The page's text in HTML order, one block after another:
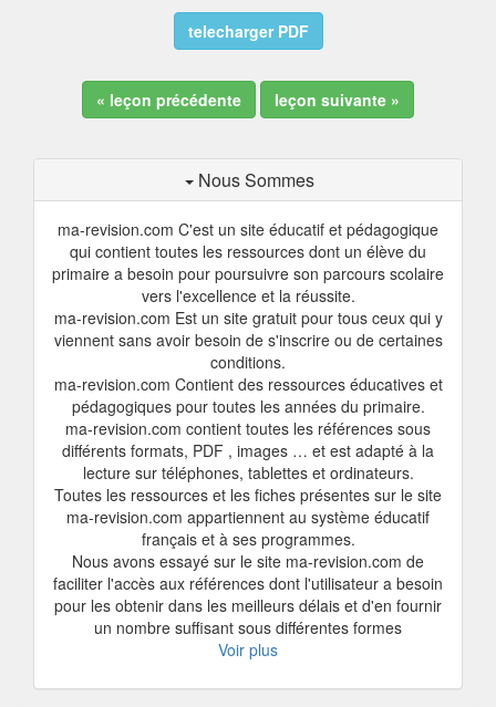
telecharger PDF
« leçon précédente leçon suivante »
Nous Sommes
ma-revision.com C'est un site éducatif et pédagogique
qui contient toutes les ressources dont un élève du
primaire a besoin pour poursuivre son parcours scolaire
vers l'excellence et la réussite.
ma-revision.com Est un site gratuit pour tous ceux qui y
viennent sans avoir besoin de s'inscrire ou de certaines
conditions.
ma-revision.com Contient des ressources éducatives et
pédagogiques pour toutes les années du primaire.
ma-revision.com contient toutes les références sous
différents formats, PDF , images … et est adapté à la
lecture sur téléphones, tablettes et ordinateurs.
Toutes les ressources et les fiches présentes sur le site
ma-revision.com appartiennent au système éducatif
français et à ses programmes.
Nous avons essayé sur le site ma-revision.com de
faciliter l'accès aux références dont l'utilisateur a besoin
pour les obtenir dans les meilleurs délais et d'en fournir
un nombre suffisant sous différentes formes
Voir plus